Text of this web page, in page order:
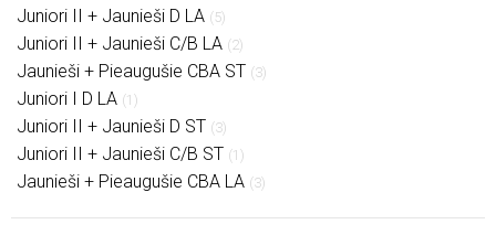
Juniori II + Jaunieši D LA (5)
Juniori II + Jaunieši C/B LA (2)
Jaunieši + Pieaugušie CBA ST (3)
Juniori I D LA (1)
Juniori II + Jaunieši D ST (3)
Juniori II + Jaunieši C/B ST (1)
Jaunieši + Pieaugušie CBA LA (3)